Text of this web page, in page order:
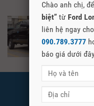
Chào anh chị,
biệt” từ Ford
liên hệ ngay cho
090.789.3777
báo giá dưới